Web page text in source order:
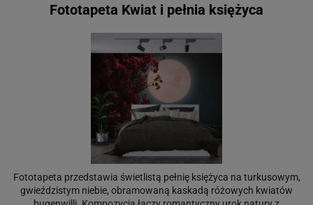
Fototapeta Kwiat i pełnia księżyca
Fototapeta przedstawia świetlistą pełnię księżyca na turkusowym,
gwieździstym niebie, obramowaną kaskadą różowych kwiatów